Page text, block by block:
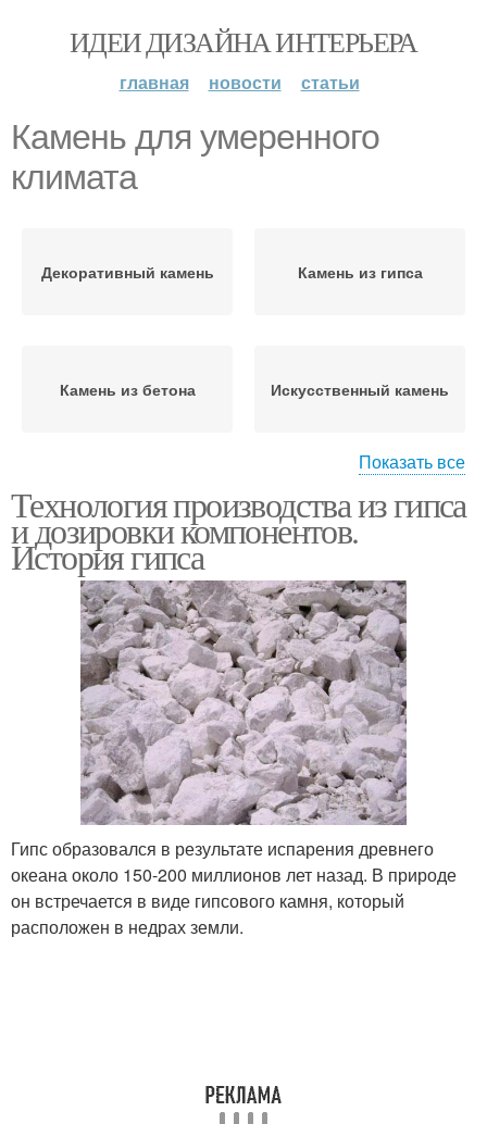
ИДЕИ ДИЗАЙНА ИНТЕРЬЕРА
главная новости статьи
Камень для умеренного
климата
Декоративный камень Камень из гипса
Камень из бетона Искусственный камень
Бетонный камень
Показать все
Технология производства из гипса
и дозировки компонентов.
История гипса
Гипс образовался в результате испарения древнего
океана около 150-200 миллионов лет назад. В природе
он встречается в виде гипсового камня, который
расположен в недрах земли.